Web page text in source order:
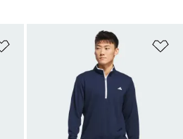
Zur Wunschliste hinzufügen